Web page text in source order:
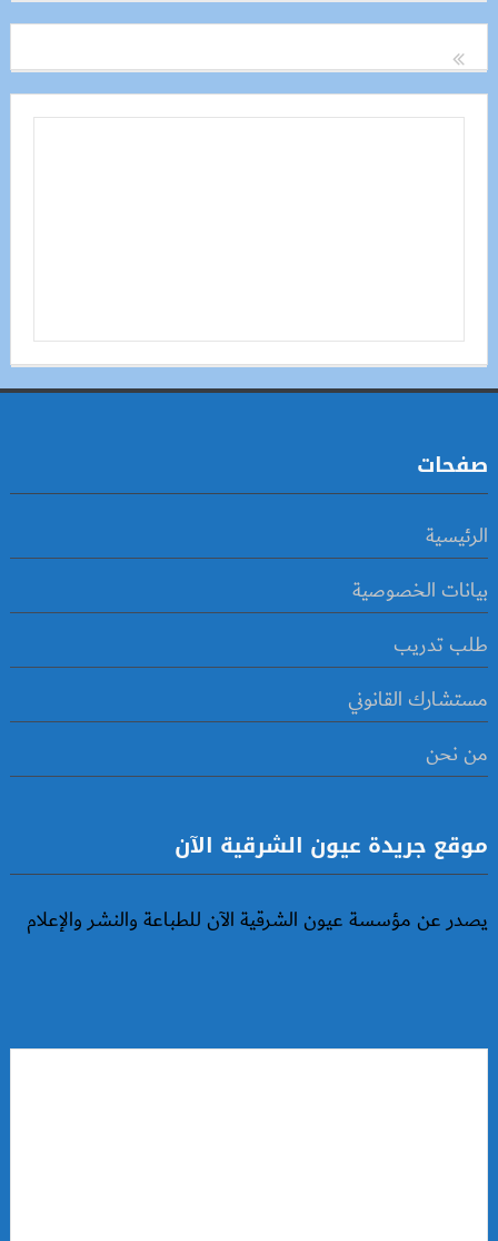
صفحات
الرئيسية
بيانات الخصوصية
طلب تدريب
مستشارك القانوني
من نحن
موقع جريدة عيون الشرقية الآن
يصدر عن مؤسسة عيون الشرقية الآن للطباعة والنشر والإعلام